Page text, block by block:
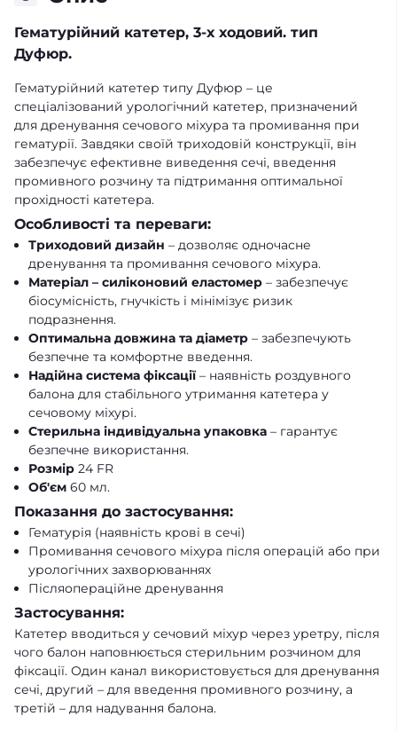
Гематурійний катетер, 3-х ходовий. тип
Дуфюр.
Гематурійний катетер типу Дуфюр – це
спеціалізований урологічний катетер, призначений
для дренування сечового міхура та промивання при
гематурії. Завдяки своїй триходовій конструкції, він
забезпечує ефективне виведення сечі, введення
промивного розчину та підтримання оптимальної
прохідності катетера.
Особливості та переваги:
Триходовий дизайн – дозволяє одночасне
дренування та промивання сечового міхура.
Матеріал – силіконовий еластомер – забезпечує
біосумісність, гнучкість і мінімізує ризик
подразнення.
Оптимальна довжина та діаметр – забезпечують
безпечне та комфортне введення.
Надійна система фіксації– наявність роздувного
балона для стабільного утримання катетера у
сечовому міхурі.
Стерильна індивідуальна упаковка – гарантує
безпечне використання.
Розмір 24 FR
Об'єм 60 мл.
Показання до застосування:
Гематурія (наявність крові в сечі)
Промивання сечового міхура після операцій або при
урологічних захворюваннях
Післяопераційне дренування
Застосування:
Катетер вводиться у сечовий міхур через уретру, після
чого балон наповнюється стерильним розчином для
фіксації. Один канал використовується для дренування
сечі, другий – для введення промивного розчину, а
третій – для надування балона.